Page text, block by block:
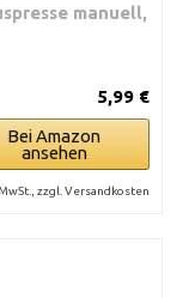
manuell,
5,99 €
Bei Amazon
ansehen
zzgl. Versandkosten